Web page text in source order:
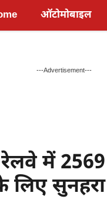
ऑटोमोबाइल
---Advertisement---
में
लिए